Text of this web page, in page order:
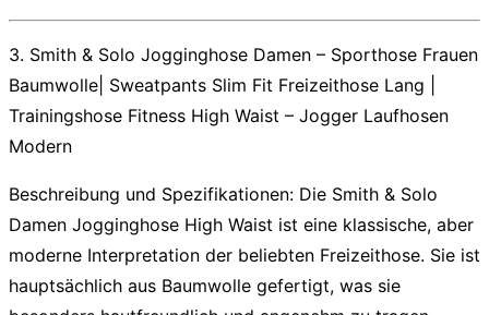
3. Smith & Solo Jogginghose Damen – Sporthose Frauen
Baumwolle| Sweatpants Slim Fit Freizeithose Lang |
Trainingshose Fitness High Waist – Jogger Laufhosen
Modern
Beschreibung und Spezifikationen: Die Smith & Solo
Damen Jogginghose High Waist ist eine klassische, aber
moderne Interpretation der beliebten Freizeithose. Sie ist
hauptsächlich aus Baumwolle gefertigt, was sie